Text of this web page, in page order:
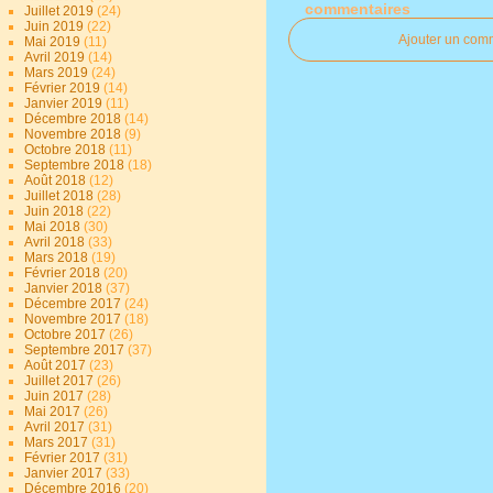
Juillet 2019(24)
Juin 2019(22)
Mai 2019(11)
Avril 2019(14)
Mars 2019(24)
Février 2019(14)
Janvier 2019(11)
Décembre 2018(14)
Novembre 2018(9)
Octobre 2018(11)
Septembre 2018(18)
Août 2018(12)
Juillet 2018(28)
Juin 2018(22)
Mai 2018(30)
Avril 2018(33)
Mars 2018(19)
Février 2018(20)
Janvier 2018(37)
Décembre 2017(24)
Novembre 2017(18)
Octobre 2017(26)
Septembre 2017(37)
Août 2017(23)
Juillet 2017(26)
Juin 2017(28)
Mai 2017(26)
Avril 2017(31)
Mars 2017(31)
Février 2017(31)
Janvier 2017(33)
Décembre 2016(20)
commentaires
Ajouter un